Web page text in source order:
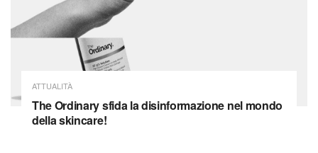
ATTUALITÀ
The Ordinary sfida la disinformazione nel mondo
della skincare!